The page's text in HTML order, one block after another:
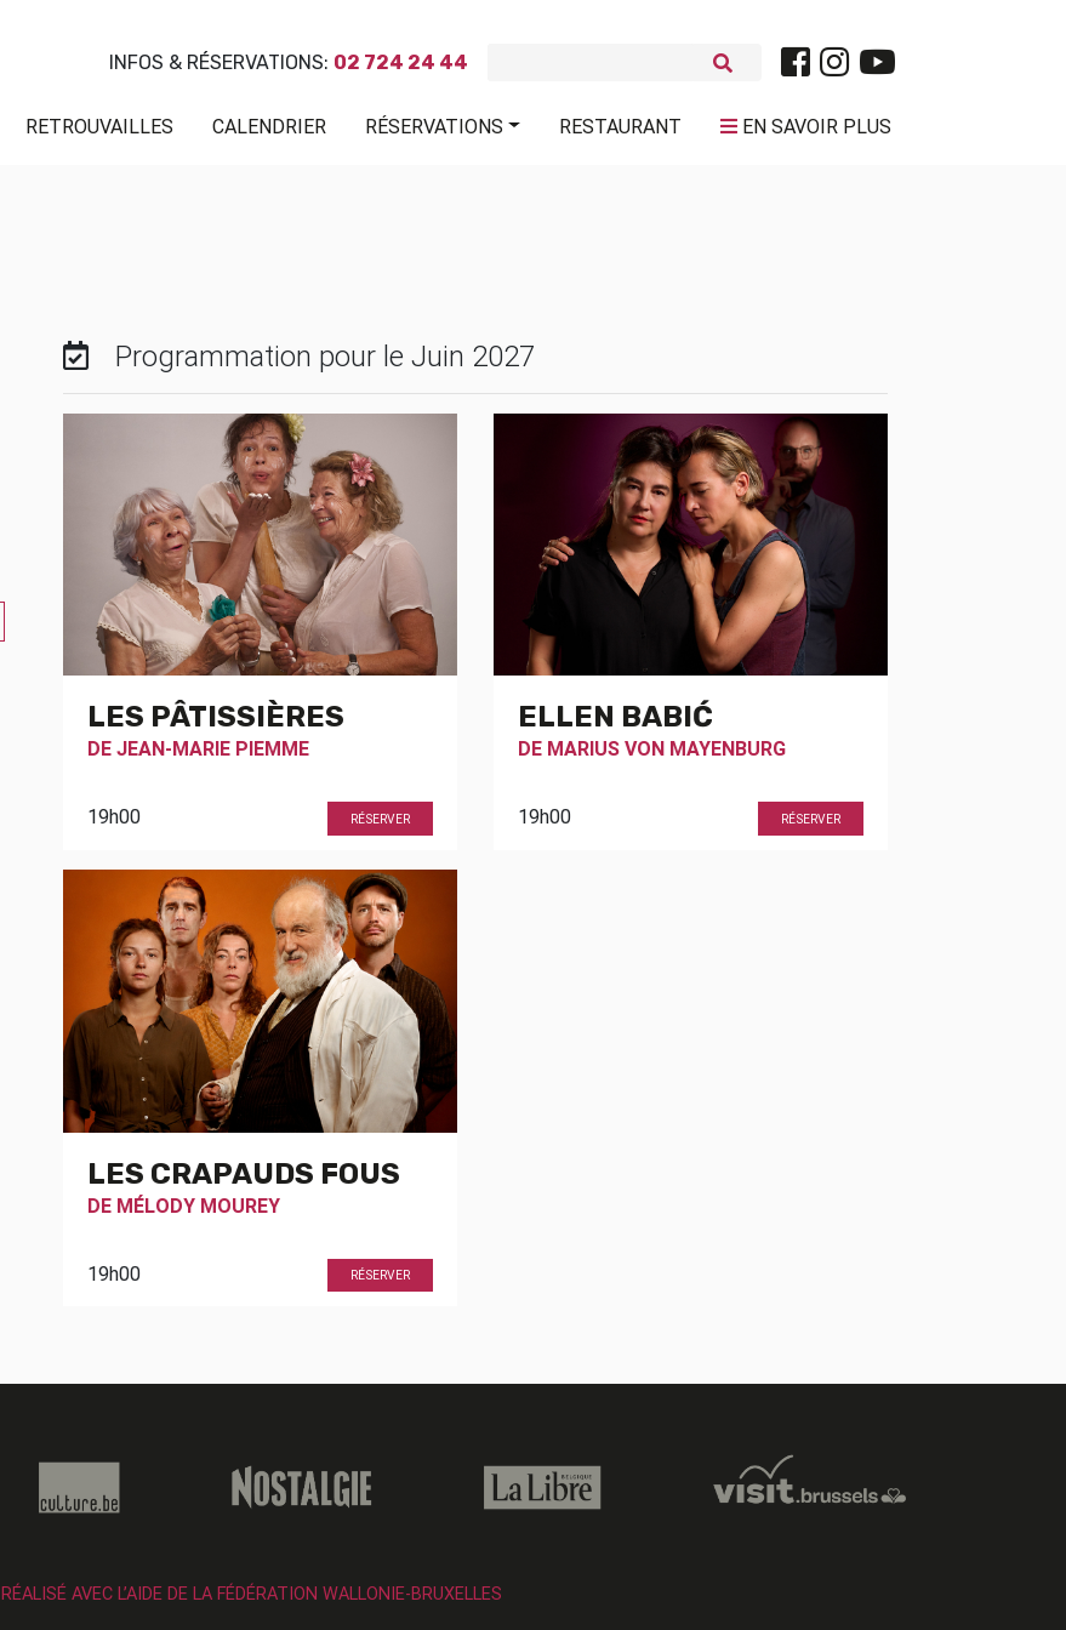
INFOS & RÉSERVATIONS: 02 724 24 44
RETROUVAILLES CALENDRIER RÉSERVATIONS RESTAURANT EN SAVOIR PLUS
Programmation pour le Juin 2027
LES PÂTISSIÈRES
DE JEAN-MARIE PIEMME
19h00 RÉSERVER
ELLEN BABIĆ
DE MARIUS VON MAYENBURG
19h00 RÉSERVER
LES CRAPAUDS FOUS
DE MÉLODY MOUREY
19h00 RÉSERVER
RÉALISÉ AVEC L’AIDE DE LA FÉDÉRATION WALLONIE-BRUXELLES